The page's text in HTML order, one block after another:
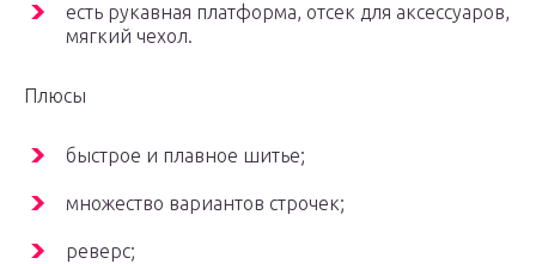
есть рукавная платформа, отсек для аксессуаров,
мягкий чехол.
Плюсы
быстрое и плавное шитье;
множество вариантов строчек;
реверс;